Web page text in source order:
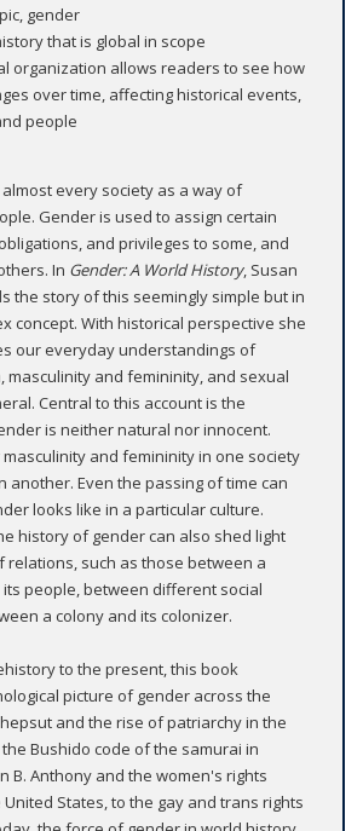
gender
that is global in scope
organization allows readers to see how
over time, affecting historical events,
people
every society as a way of
Gender is used to assign certain
and privileges to some, and
In Gender: A World History, Susan
the story of this seemingly simple but in
concept. With historical perspective she
our everyday understandings of
masculinity and femininity, and sexual
Central to this account is the
is neither natural nor innocent.
and femininity in one society
another. Even the passing of time can
looks like in a particular culture.
history of gender can also shed light
relations, such as those between a
people, between different social
a colony and its colonizer.
to the present, this book
picture of gender across the
and the rise of patriarchy in the
Bushido code of the samurai in
B. Anthony and the women's rights
States, to the gay and trans rights